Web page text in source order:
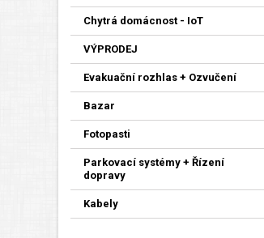
Chytrá domácnost - IoT
VÝPRODEJ
Evakuační rozhlas + Ozvučení
Bazar
Fotopasti
Parkovací systémy + Řízení
dopravy
Kabely